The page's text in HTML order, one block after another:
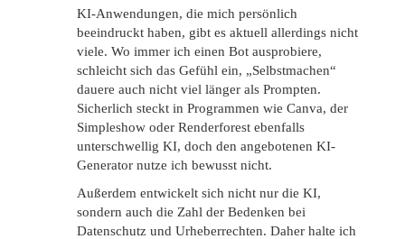
KI-Anwendungen, die mich persönlich
beeindruckt haben, gibt es aktuell allerdings nicht
viele. Wo immer ich einen Bot ausprobiere,
schleicht sich das Gefühl ein, „Selbstmachen“
dauere auch nicht viel länger als Prompten.
Sicherlich steckt in Programmen wie Canva, der
Simpleshow oder Renderforest ebenfalls
unterschwellig KI, doch den angebotenen KI-
Generator nutze ich bewusst nicht.
Außerdem entwickelt sich nicht nur die KI,
sondern auch die Zahl der Bedenken bei
Datenschutz und Urheberrechten. Daher halte ich